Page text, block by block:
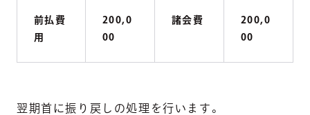
前払費
用
200,0
00
諸会費
200,0
00
翌期首に振り戻しの処理を行います。